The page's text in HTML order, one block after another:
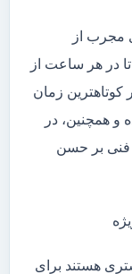
مجرب از
در هر ساعت از
کوتاهترین زمان
و همچنین، در
فنی بر حسن
هستند برای